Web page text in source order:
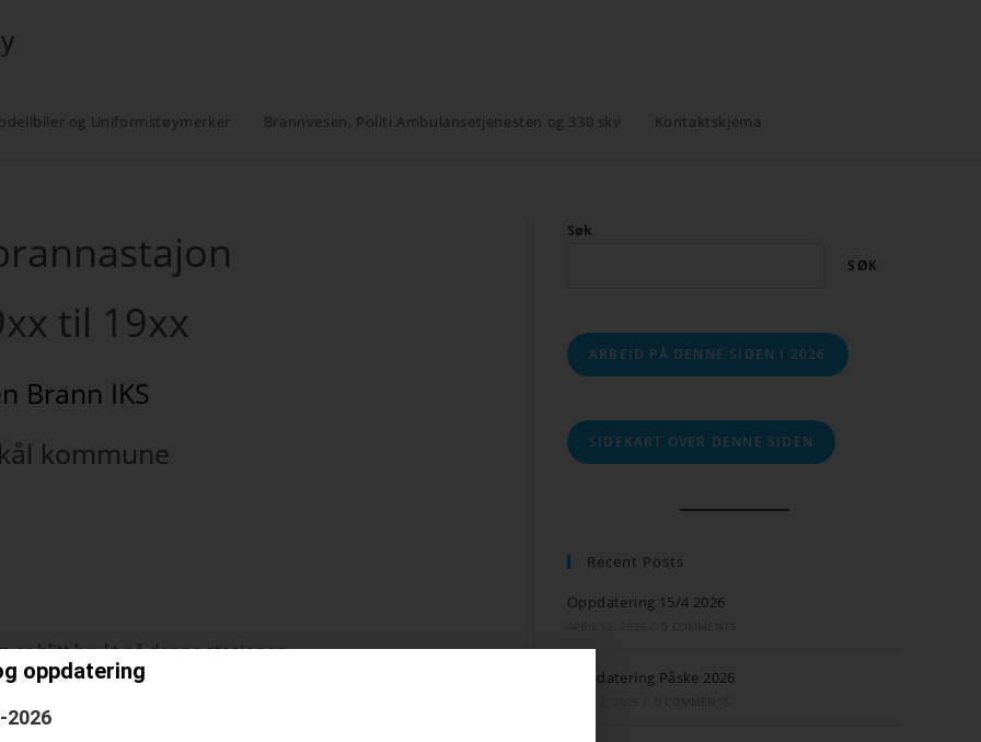
og Uniformstøymerker Brannvesen, Politi Ambulansetjenesten og 330 skv Kontaktskjema
til 19xx
Brann IKS
kommune
er blitt brukt på denne stasjonen
Søk
SØK
ARBEID PÅ DENNE SIDEN I 2026
SIDEKART OVER DENNE SIDEN
Recent Posts
Oppdatering 15/4 2026
Oppdatering Påske 2026
oppdatering
2026